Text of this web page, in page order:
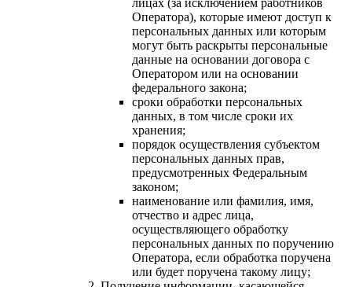
лицах (за исключением работников
Оператора), которые имеют доступ к
персональных данных или которым
могут быть раскрыты персональные
данные на основании договора с
Оператором или на основании
федерального закона;
сроки обработки персональных
данных, в том числе сроки их
хранения;
порядок осуществления субъектом
персональных данных прав,
предусмотренных Федеральным
законом;
наименование или фамилия, имя,
отчество и адрес лица,
осуществляющего обработку
персональных данных по поручению
Оператора, если обработка поручена
или будет поручена такому лицу;